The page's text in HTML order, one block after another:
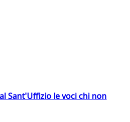
Sant'Uffizio le voci chi non